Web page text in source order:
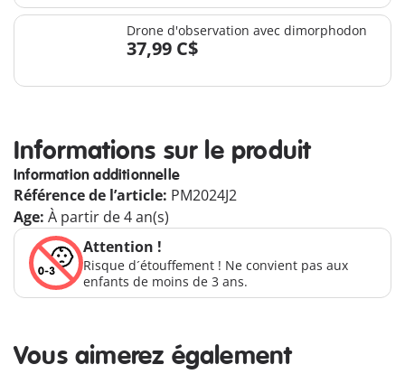
Drone d'observation avec dimorphodon
37,99 C$
Informations sur le produit
Information additionnelle
Référence de l’article: PM2024J2
Age: À partir de 4 an(s)
Attention !
Risque d´étouffement ! Ne convient pas aux
enfants de moins de 3 ans.
Vous aimerez également